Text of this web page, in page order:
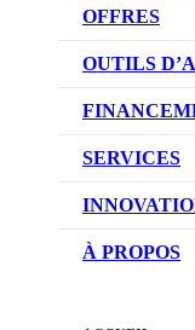
OFFRES
OUTILS
NOTRE
SERVICES
NOTRE
À PROPOS